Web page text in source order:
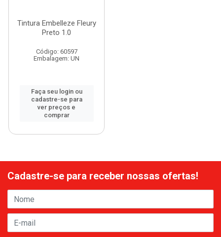
Tintura Embelleze Fleury
Preto 1.0
Código: 60597
Embalagem: UN
Faça seu login ou
cadastre-se para
ver preços e
comprar
Cadastre-se para receber nossas ofertas!